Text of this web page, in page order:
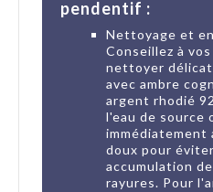
pendentif :
Nettoyage et
Conseillez à
nettoyer
avec ambre
argent rhodié
l'eau de source
immédiatement
doux pour
accumulation
rayures. Pour